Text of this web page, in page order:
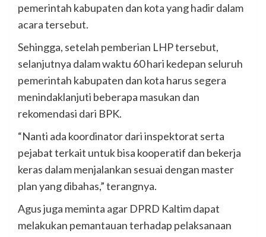
pemerintah kabupaten dan kota yang hadir dalam
acara tersebut.
Sehingga, setelah pemberian LHP tersebut,
selanjutnya dalam waktu 60 hari kedepan seluruh
pemerintah kabupaten dan kota harus segera
menindaklanjuti beberapa masukan dan
rekomendasi dari BPK.
“Nanti ada koordinator dari inspektorat serta
pejabat terkait untuk bisa kooperatif dan bekerja
keras dalam menjalankan sesuai dengan master
plan yang dibahas,” terangnya.
Agus juga meminta agar DPRD Kaltim dapat
melakukan pemantauan terhadap pelaksanaan